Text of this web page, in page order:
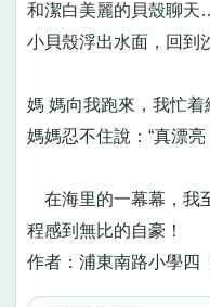
和潔白美麗的貝殼聊
小貝殼浮出水面，回
媽 媽向我跑來，我忙着
媽媽忍不住說：“真漂
在海里的一幕幕，我
程感到無比的自豪！
作者：浦東南路小學四